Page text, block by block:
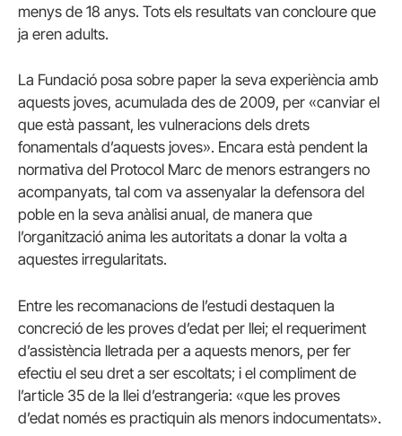
menys de 18 anys. Tots els resultats van concloure que
ja eren adults.
La Fundació posa sobre paper la seva experiència amb
aquests joves, acumulada des de 2009, per «canviar el
que està passant, les vulneracions dels drets
fonamentals d’aquests joves». Encara està pendent la
normativa del Protocol Marc de menors estrangers no
acompanyats, tal com va assenyalar la defensora del
poble en la seva anàlisi anual, de manera que
l’organització anima les autoritats a donar la volta a
aquestes irregularitats.
Entre les recomanacions de l’estudi destaquen la
concreció de les proves d’edat per llei; el requeriment
d’assistència lletrada per a aquests menors, per fer
efectiu el seu dret a ser escoltats; i el compliment de
l’article 35 de la llei d’estrangeria: «que les proves
d’edat només es practiquin als menors indocumentats».